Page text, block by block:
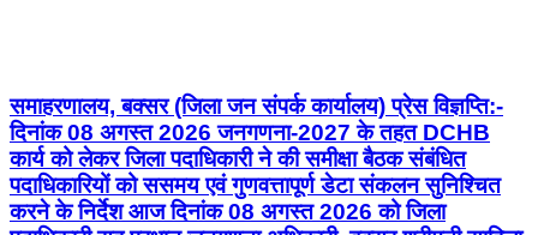
समाहरणालय, बक्सर (जिला जन संपर्क कार्यालय) प्रेस विज्ञप्ति:-
दिनांक 08 अगस्त 2026 जनगणना-2027 के तहत DCHB
कार्य को लेकर जिला पदाधिकारी ने की समीक्षा बैठक संबंधित
पदाधिकारियों को ससमय एवं गुणवत्तापूर्ण डेटा संकलन सुनिश्चित
करने के निर्देश आज दिनांक 08 अगस्त 2026 को जिला